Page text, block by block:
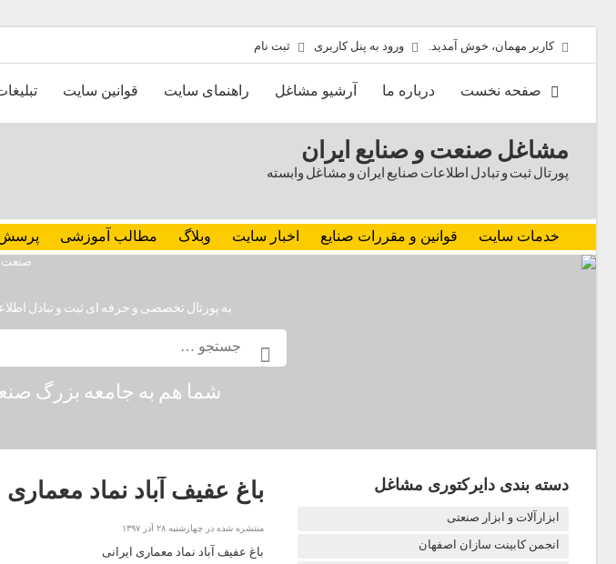
کاربر مهمان، خوش آمدید. ورود به پنل کاربری ثبت نام
صفحه نخست درباره ما آرشیو مشاغل راهنمای سایت قوانین سایت
مشاغل صنعت و صنایع ایران
پورتال ثبت و تبادل اطلاعات صنایع ایران و مشاغل وابسته
خدمات سایت قوانین و مقررات صنایع اخبار سایت وبلاگ مطالب آموزشی پرسش
به پورتال تخصصی و حرفه ای ثبت و تبادل
شما هم به جامعه بزرگ
باغ عفیف آباد نماد معماری
منتشره شده در چهارشنبه ۲۸ آذر ۱۳۹۷
باغ عفیف آباد نماد معماری ایرانی
دسته بندی دایرکتوری مشاغل
ابزارآلات و ابزار صنعتی
انجمن کابینت سازان اصفهان